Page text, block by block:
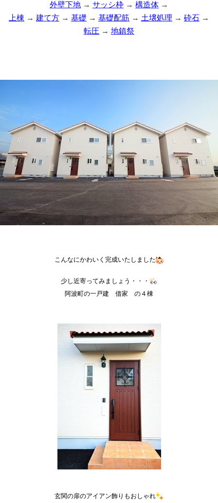
外壁下地 → サッシ枠 → 構造体 →
上棟 → 建て方 → 基礎 → 基礎配筋 → 土壌処理 → 砕石 →
転圧 → 地鎮祭
こんなにかわいく完成いたしました
少し近寄ってみましょう・・・
阿波町の一戸建 借家 の４棟
玄関の扉のアイアン飾りもおしゃれ